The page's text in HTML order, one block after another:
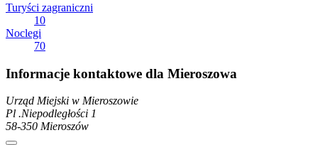
Turyści zagraniczni
10
Noclegi
70
Informacje kontaktowe dla Mieroszowa
Urząd Miejski w Mieroszowie
Pl .Niepodległości 1
58-350 Mieroszów